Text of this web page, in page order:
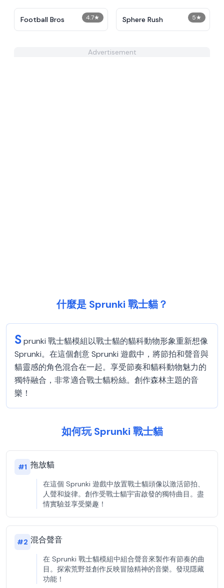
4.7★
Football Bros 5★
Sphere Rush
Advertisement
什麼是 Sprunki 戰士貓？
Sprunki 戰士貓模組以戰士貓的貓科動物形象重新想像
Sprunki。在這個創意 Sprunki 遊戲中，將節拍和聲音與
貓靈感的角色混合在一起。享受節奏和貓科動物魅力的
獨特融合，非常適合戰士貓粉絲。創作森林主題的音
樂！
如何玩 Sprunki 戰士貓
#1 拖放貓
在這個 Sprunki 遊戲中放置戰士貓頭像以激活節拍、
人聲和旋律。創作受戰士貓宇宙啟發的獨特曲目。盡
情實驗並享受樂趣！
#2 混合聲音
在 Sprunki 戰士貓模組中組合聲音來製作有節奏的曲
目。探索荒野並創作反映冒險精神的音樂。發現隱藏
功能！